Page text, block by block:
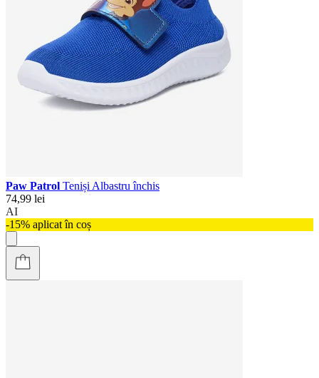
Paw Patrol Teniși Albastru închis
74,99 lei
AI
-15% aplicat în coș